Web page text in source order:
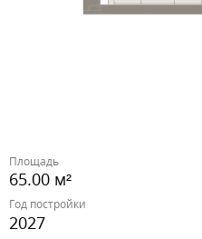
Площадь
65.00 м²
Год постройки
2027